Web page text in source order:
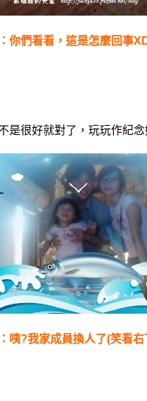
你們看看，這是怎麼回事
是很好就對了，玩玩作紀
咦?我家成員換人了(笑看右